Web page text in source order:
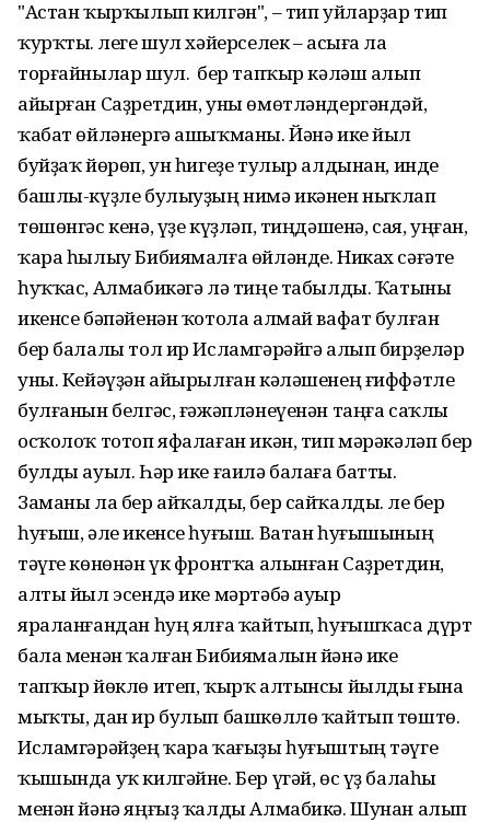
"Астан ҡырҡылып килгән", – тип уйларҙар тип
ҡурҡты. Әлеге шул хәйерселек – асыға ла
торғайнылар шул. Ә бер тапҡыр кәләш алып
айырған Саҙретдин, уны өмөтләндергәндәй,
ҡабат өйләнергә ашыҡманы. Йәнә ике йыл
буйҙаҡ йөрөп, ун һигеҙе тулыр алдынан, инде
башлы-күҙле булыуҙың нимә икәнен ныҡлап
төшөнгәс кенә, үҙе күҙләп, тиңдәшенә, сая, уңған,
ҡара һылыу Бибиямалға өйләнде. Никах сәғәте
һуҡҡас, Алмабикәгә лә тиңе табылды. Ҡатыны
икенсе бәпәйенән ҡотола алмай вафат булған
бер балалы тол ир Исламгәрәйгә алып бирҙеләр
уны. Кейәүҙән айырылған кәләшенең ғиффәтле
булғанын белгәс, ғәжәпләнеүенән таңға саҡлы
осҡолоҡ тотоп яфалаған икән, тип мәрәкәләп бер
булды ауыл. Һәр ике ғаилә балаға батты.
Заманы ла бер айҡалды, бер сайҡалды. Әле бер
һуғыш, әле икенсе һуғыш. Ватан һуғышының
тәүге көнөнән үк фронтҡа алынған Саҙретдин,
алты йыл эсендә ике мәртәбә ауыр
яраланғандан һуң ялға ҡайтып, һуғышҡаса дүрт
бала менән ҡалған Бибиямалын йәнә ике
тапҡыр йөклө итеп, ҡырҡ алтынсы йылды ғына
мыҡты, дан ир булып башкөллө ҡайтып төштө. Ә
Исламгәрәйҙең ҡара ҡағыҙы һуғыштың тәүге
ҡышында уҡ килгәйне. Бер үгәй, өс үҙ балаһы
менән йәнә яңғыҙ ҡалды Алмабикә. Шунан алып